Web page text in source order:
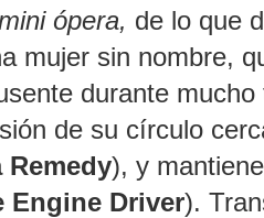
ópera, de lo que
mujer sin nombre,
durante mucho
de su círculo
Remedy), y
Engine Driver).